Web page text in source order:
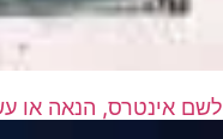
לשם אינטרס, הנאה או